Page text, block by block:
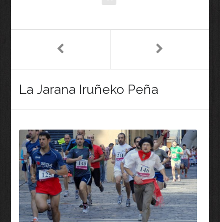
La Jarana Iruñeko Peña